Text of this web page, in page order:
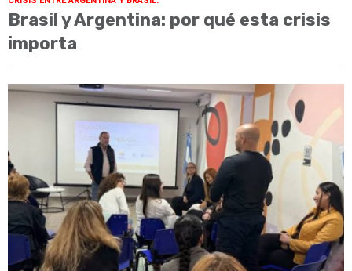
Brasil y Argentina: por qué esta crisis
importa